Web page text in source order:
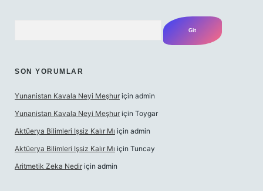
SON YORUMLAR
Yunanistan Kavala Neyi Meşhur için admin
Yunanistan Kavala Neyi Meşhur için Toygar
Aktüerya Bilimleri Işsiz Kalır Mı için admin
Aktüerya Bilimleri Işsiz Kalır Mı için Tuncay
Aritmetik Zeka Nedir için admin